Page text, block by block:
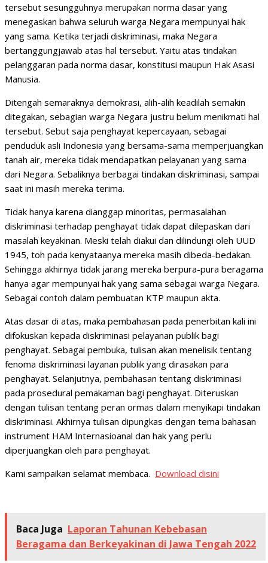
tersebut sesungguhnya merupakan norma dasar yang
menegaskan bahwa seluruh warga Negara mempunyai hak
yang sama. Ketika terjadi diskriminasi, maka Negara
bertanggungjawab atas hal tersebut. Yaitu atas tindakan
pelanggaran pada norma dasar, konstitusi maupun Hak Asasi
Manusia.
Ditengah semaraknya demokrasi, alih-alih keadilah semakin
ditegakan, sebagian warga Negara justru belum menikmati hal
tersebut. Sebut saja penghayat kepercayaan, sebagai
penduduk asli Indonesia yang bersama-sama memperjuangkan
tanah air, mereka tidak mendapatkan pelayanan yang sama
dari Negara. Sebaliknya berbagai tindakan diskriminasi, sampai
saat ini masih mereka terima.
Tidak hanya karena dianggap minoritas, permasalahan
diskriminasi terhadap penghayat tidak dapat dilepaskan dari
masalah keyakinan. Meski telah diakui dan dilindungi oleh UUD
1945, toh pada kenyataanya mereka masih dibeda-bedakan.
Sehingga akhirnya tidak jarang mereka berpura-pura beragama
hanya agar mempunyai hak yang sama sebagai warga Negara.
Sebagai contoh dalam pembuatan KTP maupun akta.
Atas dasar di atas, maka pembahasan pada penerbitan kali ini
difokuskan kepada diskriminasi pelayanan publik bagi
penghayat. Sebagai pembuka, tulisan akan menelisik tentang
fenoma diskriminasi layanan publik yang dirasakan para
penghayat. Selanjutnya, pembahasan tentang diskriminasi
pada prosedural pemakaman bagi penghayat. Diteruskan
dengan tulisan tentang peran ormas dalam menyikapi tindakan
diskriminasi. Akhirnya tulisan dipungkas dengan tema bahasan
instrument HAM Internasioanal dan hak yang perlu
diperjuangkan oleh para penghayat.
Kami sampaikan selamat membaca. Download disini
Baca Juga Laporan Tahunan Kebebasan
Beragama dan Berkeyakinan di Jawa Tengah 2022